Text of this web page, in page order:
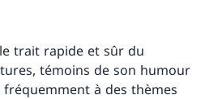
trait rapide et sûr du
témoins de son humour
à des thèmes